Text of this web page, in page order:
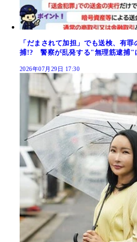
「だまされて加担」でも送検、有
捕!? 警察が乱発する"無理筋逮捕"
2026年07月29日 17:30